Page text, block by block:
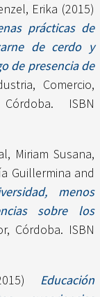
Erika (2015)
prácticas de
de cerdo y
de presencia de
Comercio,
ISBN
Miriam Susana,
Guillermina and
menos
sobre los
Córdoba. ISBN
Educación